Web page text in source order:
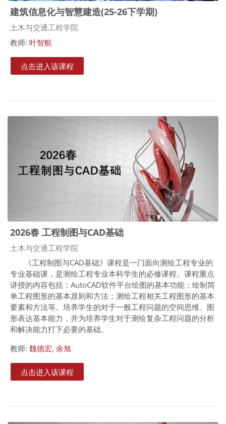
建筑信息化与智慧建造(25-26下学期)
课程类别
土木与交通工程学院
教师: 叶智航
点击进入该课程
2026春 工程制图与CAD基础
课程类别
土木与交通工程学院
《工程制图与CAD基础》课程是一门面向测绘工程专业的
专业基础课，是测绘工程专业本科学生的必修课程。课程重点
讲授的内容包括： AutoCAD软件平台绘图的基本功能；绘制简
单工程图形的基本原则和方法；测绘工程相关工程图形的基本
要素和方法等。培养学生的对于一般工程问题的空间思维、图
形表达基本能力，并为培养学生对于测绘复杂工程问题的分析
和解决能力打下必要的基础。
教师: 魏德宏, 余旭
点击进入该课程